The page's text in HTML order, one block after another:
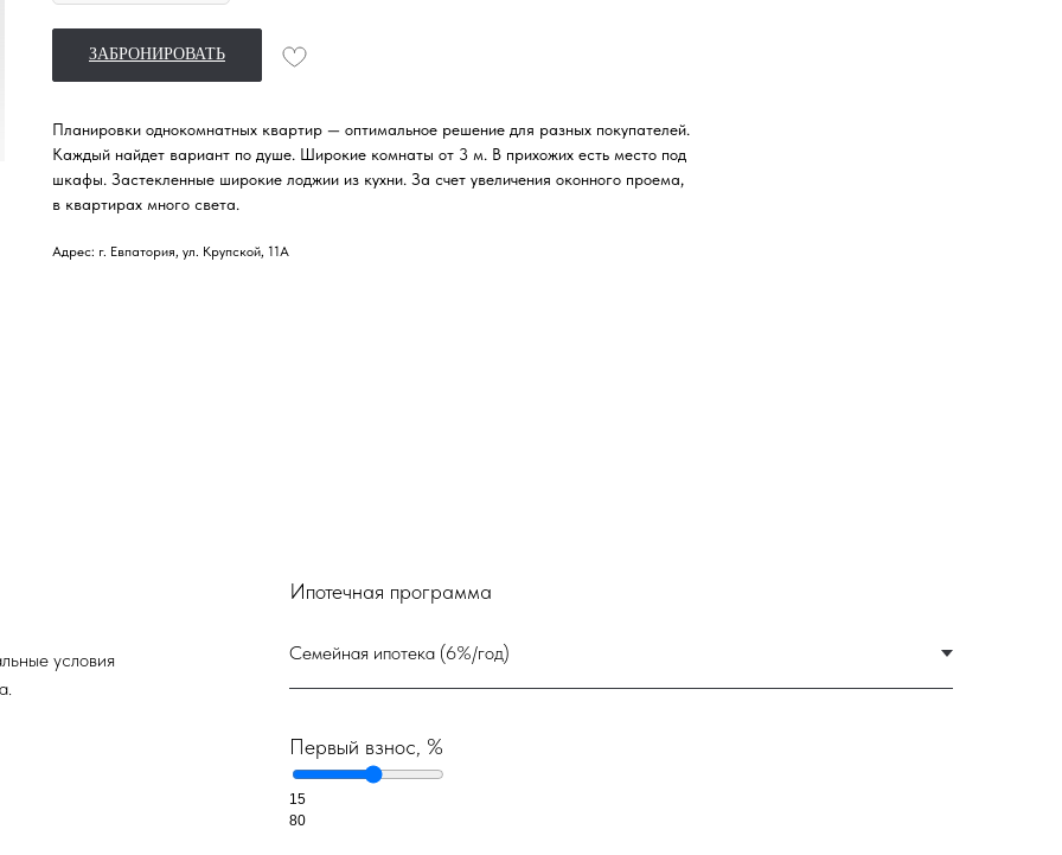
ЗАБРОНИРОВАТЬ
Планировки однокомнатных квартир — оптимальное решение для разных покупателей.
Каждый найдет вариант по душе. Широкие комнаты от 3 м. В прихожих есть место под
шкафы. Застекленные широкие лоджии из кухни. За счет увеличения оконного проема,
в квартирах много света.
Адрес: г. Евпатория, ул. Крупской, 11А
Ипотечная программа
условия
Первый взнос, %
15
80